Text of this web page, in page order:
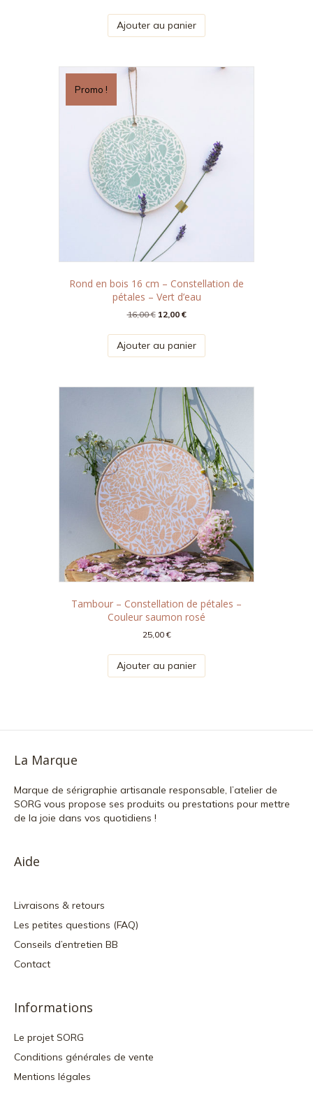
initial
était :
actuel
est :
Ajouter au panier
Promo !
Rond en bois 16 cm – Constellation de
pétales – Vert d’eau
16,00€ Le
initial
était :
16,00 €.
12,00 €Le
actuel
est :
12,00 €.
Ajouter au panier
Tambour – Constellation de pétales –
Couleur saumon rosé
25,00€
Ajouter au panier
La Marque
Marque de sérigraphie artisanale responsable, l’atelier de
SORG vous propose ses produits ou prestations pour mettre
de la joie dans vos quotidiens !
Aide
Livraisons & retours
Les petites questions (FAQ)
Conseils d’entretien BB
Contact
Informations
Le projet SORG
Conditions générales de vente
Mentions légales